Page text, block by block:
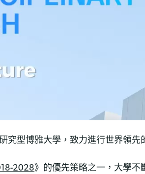
究型博雅大學，致力進行世界領
2028》的優先策略之一，大學不